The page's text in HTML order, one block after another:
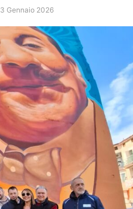
3 Gennaio 2026